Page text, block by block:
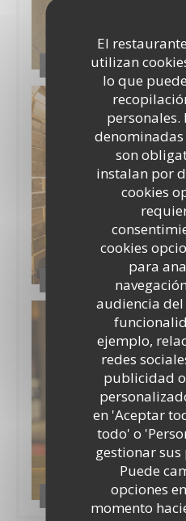
El
utilizan
lo que
personales.
denominadas
son
instalan por
cookies
cookies
para
audiencia
ejemplo,
redes
publicidad
en 'Aceptar
todo' o
gestionar sus
Puede
opciones
momento
Le Trader's / La Carte
La Trader's / Les